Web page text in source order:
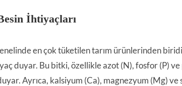
İhtiyaçları
en çok tüketilen tarım ürünlerinden
duyar. Bu bitki, özellikle azot (N), fosfor (P)
Ayrıca, kalsiyum (Ca), magnezyum (Mg)